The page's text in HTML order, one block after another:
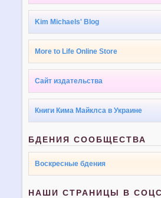
Kim Michaels' Blog
More to Life Online Store
Сайт издательства
Книги Кима Майклса в Украине
БДЕНИЯ СООБЩЕСТВА
Воскресные бдения
НАШИ СТРАНИЦЫ В